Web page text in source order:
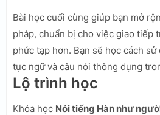
Bài học cuối cùng giúp bạn mở
pháp, chuẩn bị cho việc giao tiếp
phức tạp hơn. Bạn sẽ học cách
tục ngữ và câu nói thông dụng
Lộ trình học
Khóa học Nói tiếng Hàn như